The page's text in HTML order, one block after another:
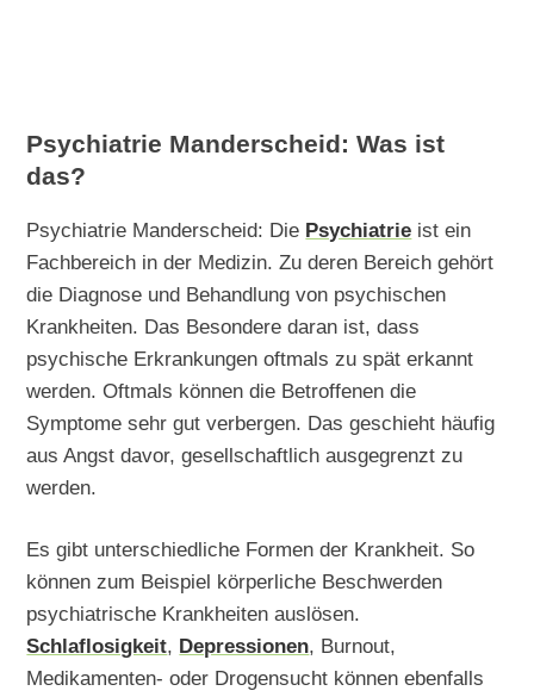
Psychiatrie Manderscheid: Was ist
das?
Psychiatrie Manderscheid: Die Psychiatrie ist ein
Fachbereich in der Medizin. Zu deren Bereich gehört
die Diagnose und Behandlung von psychischen
Krankheiten. Das Besondere daran ist, dass
psychische Erkrankungen oftmals zu spät erkannt
werden. Oftmals können die Betroffenen die
Symptome sehr gut verbergen. Das geschieht häufig
aus Angst davor, gesellschaftlich ausgegrenzt zu
werden.
Es gibt unterschiedliche Formen der Krankheit. So
können zum Beispiel körperliche Beschwerden
psychiatrische Krankheiten auslösen.
Schlaflosigkeit, Depressionen, Burnout,
Medikamenten- oder Drogensucht können ebenfalls